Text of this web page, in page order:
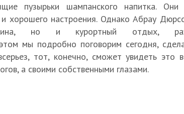
пузырьки шампанского напитка. Они
хорошего настроения. Однако Абрау
но и курортный отдых,
мы подробно поговорим сегодня,
тот, конечно, сможет увидеть это
а своими собственными глазами.